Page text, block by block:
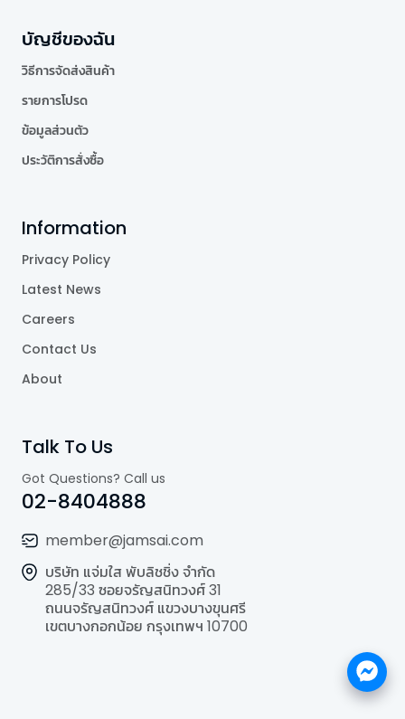
บัญชีของฉัน
วิธีการจัดส่งสินค้า
รายการโปรด
ข้อมูลส่วนตัว
ประวัติการสั่งซื้อ
Information
Privacy Policy
Latest News
Careers
Contact Us
About
Talk To Us
Got Questions? Call us
02-8404888
member@jamsai.com
บริษัท แจ่มใส พับลิชชิ่ง จำกัด
285/33 ซอยจรัญสนิทวงศ์ 31
ถนนจรัญสนิทวงศ์ แขวงบางขุนศรี
เขตบางกอกน้อย กรุงเทพฯ 10700